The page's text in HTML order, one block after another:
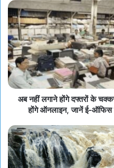
अब नहीं लगाने होंगे दफ्तरों के
होंगे ऑनलाइन, जानें ई-